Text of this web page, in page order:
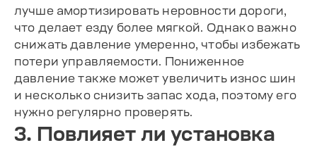
лучше амортизировать неровности дороги,
что делает езду более мягкой. Однако важно
снижать давление умеренно, чтобы избежать
потери управляемости. Пониженное
давление также может увеличить износ шин
и несколько снизить запас хода, поэтому его
нужно регулярно проверять.
3. Повлияет ли установка